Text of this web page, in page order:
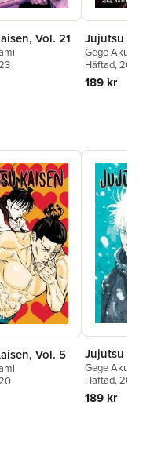
Vol. 21 Jujutsu
Gege Akutami
Häftad, 2020
189 kr
Vol. 5 Jujutsu
Gege Akutami
Häftad, 2025
189 kr